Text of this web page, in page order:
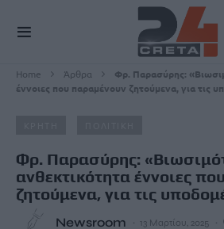
Home Άρθρα
Φρ. Παρασύρης:
έννοιες που παραμένουν ζητούμενα, για τις
Φρ. Παρασύρης:
ανθεκτικότητα έννοιες
ζητούμενα, για τις
Newsroom 13 Μαρτίου, 2025